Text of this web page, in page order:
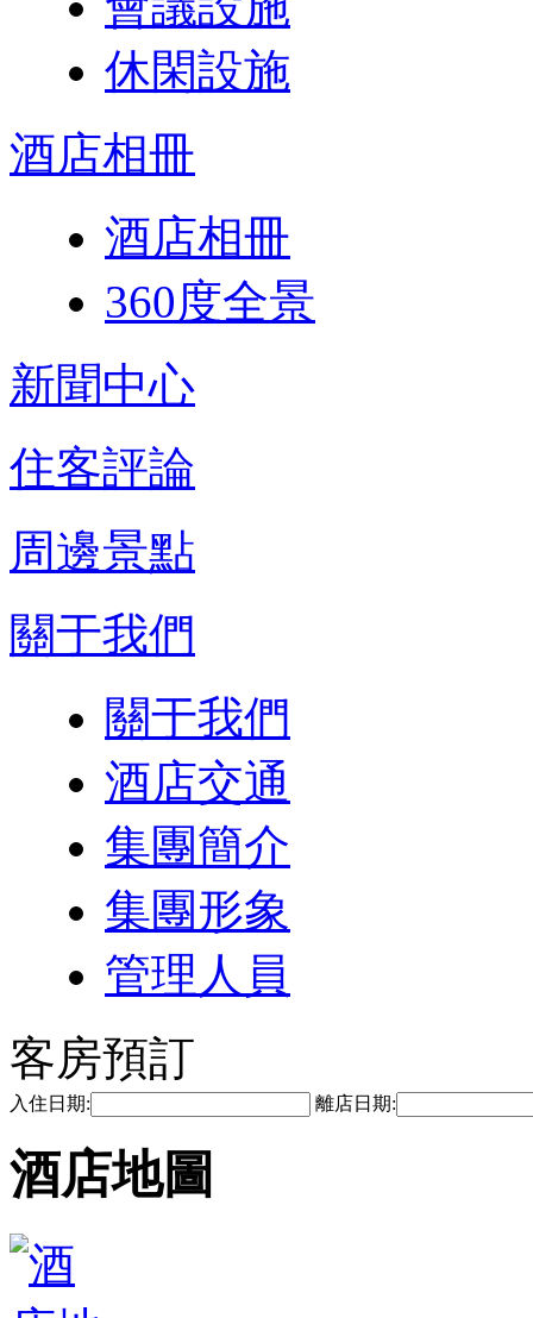
休閑設施
酒店相冊
酒店相冊
360度全景
新聞中心
住客評論
周邊景點
關于我們
關于我們
酒店交通
集團簡介
集團形象
管理人員
客房預訂
入住日期: 離店日期:
酒店地圖